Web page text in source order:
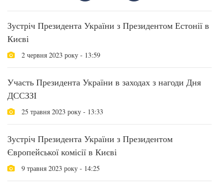
Зустріч Президента України з Президентом Естонії в
Києві
2 червня 2023 року - 13:59
Участь Президента України в заходах з нагоди Дня
ДССЗЗІ
25 травня 2023 року - 13:33
Зустріч Президента України з Президентом
Європейської комісії в Києві
9 травня 2023 року - 14:25